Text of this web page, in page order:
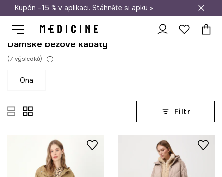
Doprava zdarma při nákupu nad 1 200 Kč
Kupón –15 % v aplikaci. Stáhněte si apku »
Dámské béžové kabáty
(7 výsledků)
ona
Filtr